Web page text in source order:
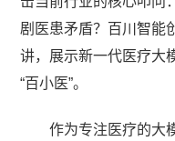
剧医患矛盾？百川智能
讲，展示新一代医疗大
“百小医”。
作为专注医疗的大